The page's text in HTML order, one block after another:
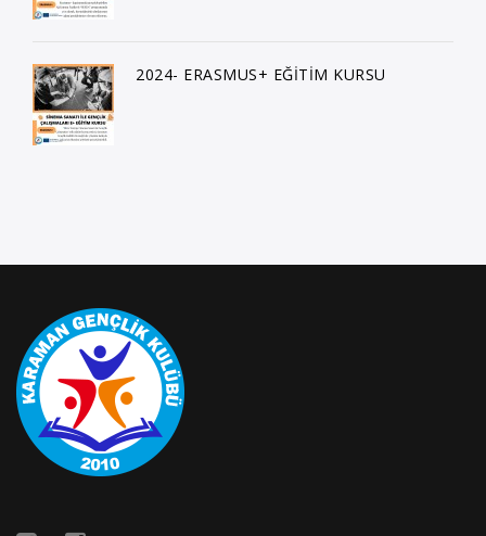
2024- ERASMUS+ EĞİTİM KURSU